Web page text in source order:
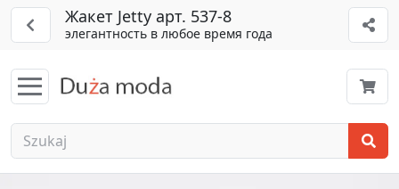
Жакет Jetty арт. 537-8
элегантность в любое время года